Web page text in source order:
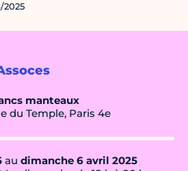
manteaux
du Temple, Paris 4e
au dimanche 6 avril 2025
2025